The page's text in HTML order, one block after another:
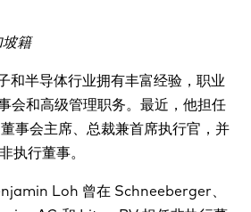
籍
和半导体行业拥有丰富经验，职业
会和高级管理职务。最近，他担任
事会主席、总裁兼首席执行官，并
执行董事。
Loh 曾在 Schneeberger、